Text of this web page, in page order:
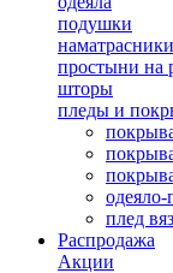
подушки
наматрасники
простыни на
шторы
пледы и
плед
Распродажа
Акции